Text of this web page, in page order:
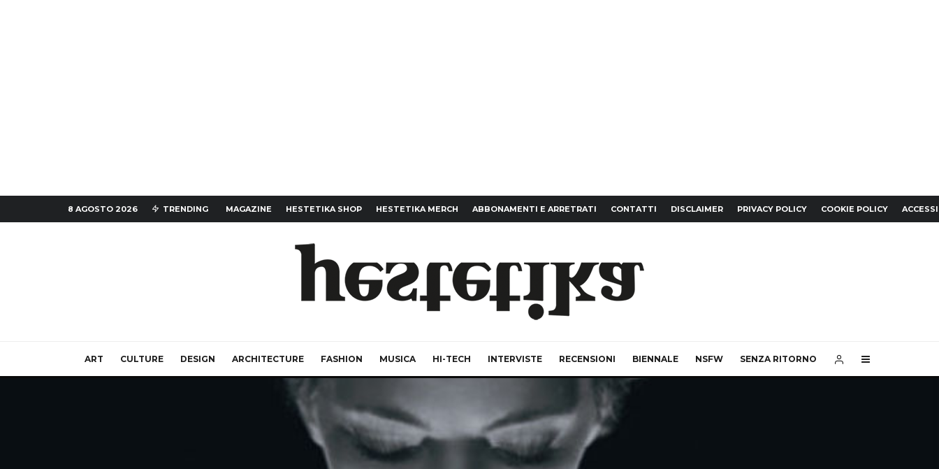
8 AGOSTO 2026 TRENDING MAGAZINE HESTETIKA SHOP HESTETIKA MERCH ABBONAMENTI E ARRETRATI CONTATTI DISCLAIMER PRIVACY POLICY COOKIE POLICY
ART CULTURE DESIGN ARCHITECTURE FASHION MUSICA HI-TECH INTERVISTE RECENSIONI BIENNALE NSFW SENZA RITORNO